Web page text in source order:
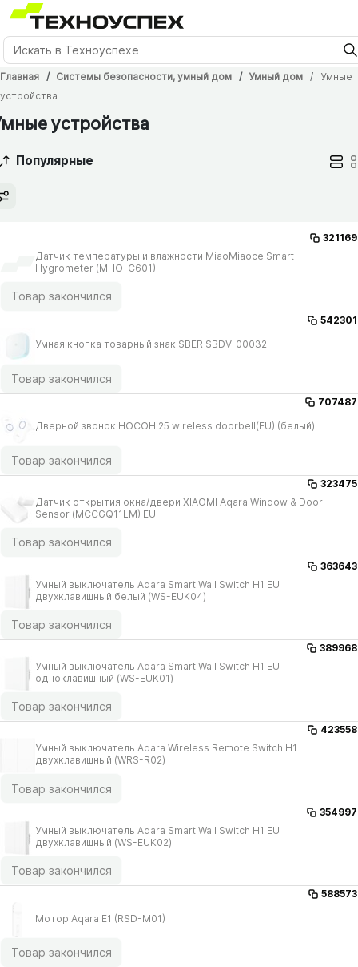
Главная Системы безопасности, умный дом Умный дом
Умные
устройства
устройства
Популярные
321169
Датчик температуры и влажности MiaoMiaoce Smart
Hygrometer (MHO-C601)
Товар закончился
542301
Умная кнопка товарный знак SBER SBDV-00032
Товар закончился
707487
Дверной звонок HOCOHI25 wireless doorbell(EU) (белый)
Товар закончился
323475
Датчик открытия окна/​двери XIAOMI Aqara Window & Door
Sensor (MCCGQ11LM) EU
Товар закончился
363643
Умный выключатель Aqara Smart Wall Switch H1 EU
двухклавишный белый (WS-EUK04)
Товар закончился
389968
Умный выключатель Aqara Smart Wall Switch H1 EU
одноклавишный (WS-EUK01)
Товар закончился
423558
Умный выключатель Aqara Wireless Remote Switch H1
двухклавишный (WRS-R02)
Товар закончился
354997
Умный выключатель Aqara Smart Wall Switch H1 EU
двухклавишный (WS-EUK02)
Товар закончился
588573
Мотор Aqara E1 (RSD-M01)
Товар закончился